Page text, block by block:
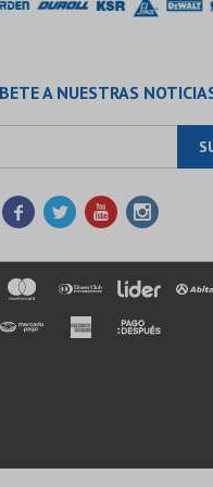
A NUESTRAS
   